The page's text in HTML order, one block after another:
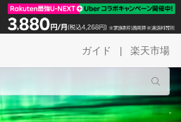
ガイド 楽天市場